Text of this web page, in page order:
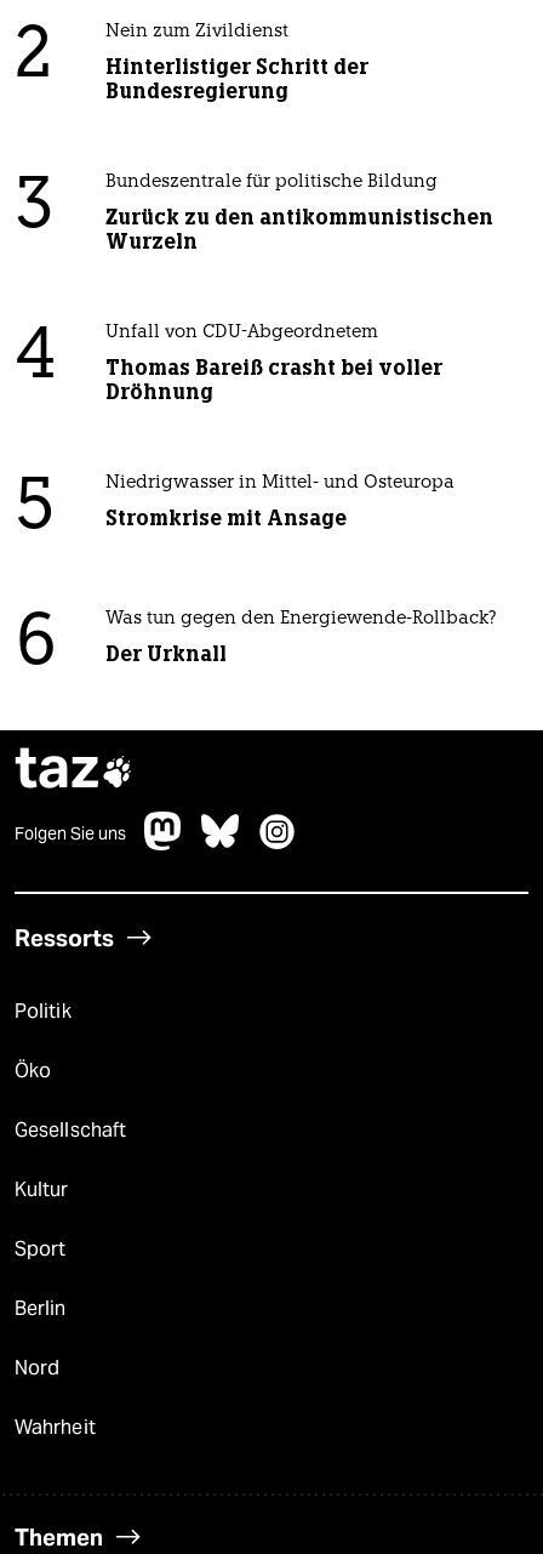
2 Nein zum Zivildienst
Hinterlistiger Schritt der
Bundesregierung
3 Bundeszentrale für politische Bildung
Zurück zu den antikommunistischen
Wurzeln
4 Unfall von CDU-Abgeordnetem
Thomas Bareiß crasht bei voller
Dröhnung
5 Niedrigwasser in Mittel- und Osteuropa
Stromkrise mit Ansage
6 Was tun gegen den Energiewende-Rollback?
Der Urknall
taz
Folgen Sie uns
Ressorts
Politik
Öko
Gesellschaft
Kultur
Sport
Berlin
Nord
Wahrheit
Themen